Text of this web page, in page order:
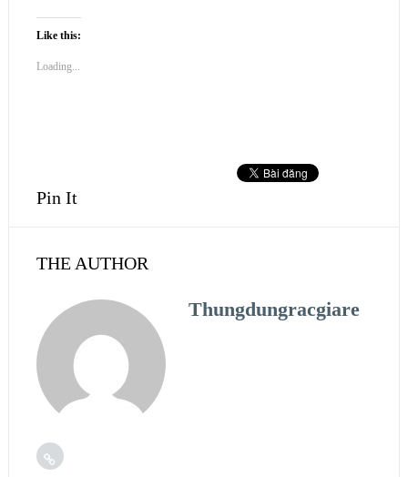
Like this:
Loading...
Pin It
THE AUTHOR
Thungdungracgiare